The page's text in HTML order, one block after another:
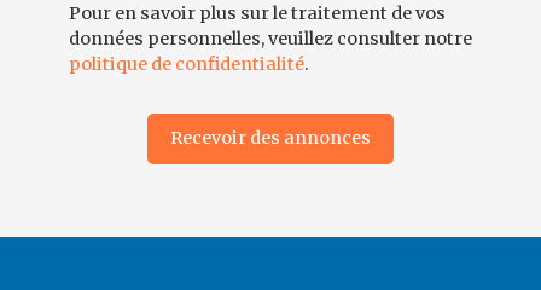
Pour en savoir plus sur le traitement de vos
données personnelles, veuillez consulter notre
politique de confidentialité.
Recevoir des annonces